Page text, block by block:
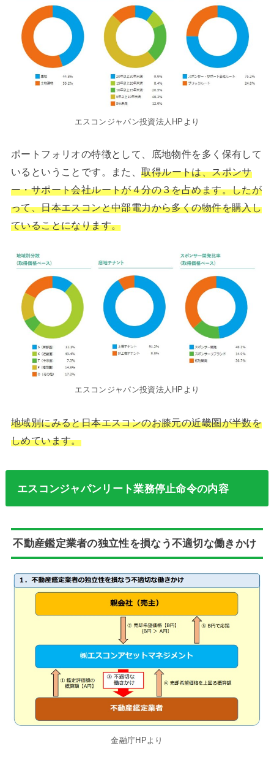
エスコンジャパン投資法人HPより
ポートフォリオの特徴として、底地物件を多く保有して
いるということです。また、取得ルートは、スポンサ
ー・サポート会社ルートが４分の３を占めます。したが
って、日本エスコンと中部電力から多くの物件を購入し
ていることになります。
エスコンジャパン投資法人HPより
地域別にみると日本エスコンのお膝元の近畿圏が半数を
しめています。
エスコンジャパンリート業務停止命令の内容
不動産鑑定業者の独立性を損なう不適切な働きかけ
金融庁HPより